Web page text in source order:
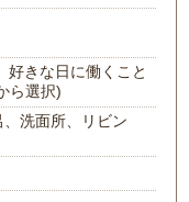
好きな日に働くこと
ら選択)
洗面所、リビン